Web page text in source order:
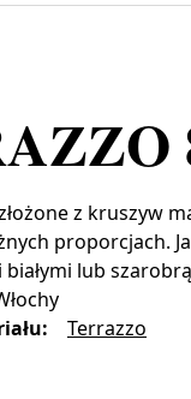
z kruszyw
proporcjach.
lub
: Terrazzo